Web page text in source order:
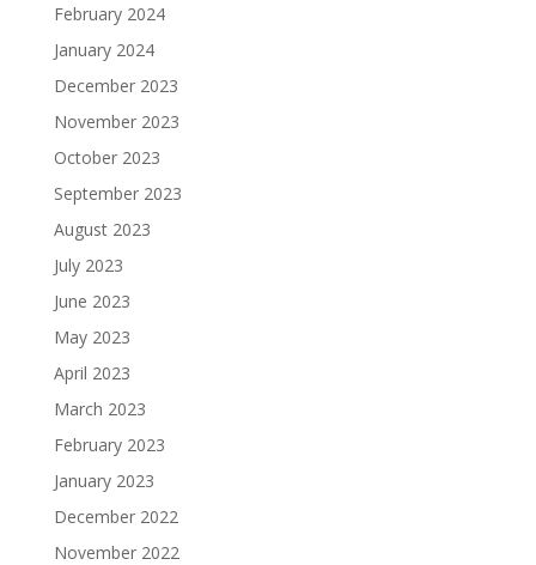
February 2024
January 2024
December 2023
November 2023
October 2023
September 2023
August 2023
July 2023
June 2023
May 2023
April 2023
March 2023
February 2023
January 2023
December 2022
November 2022